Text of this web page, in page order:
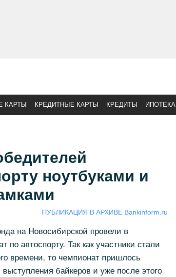
КАРТЫ КРЕДИТНЫЕ КАРТЫ КРЕДИТЫ ИПОТЕКА
ноутбуками и
ПУБЛИКАЦИЯ В АРХИВЕ Bankinform.ru
на Новосибирской провели в
автоспорту. Так как участники стали
времени, то чемпионат пришлось
байкеров и уже после этого